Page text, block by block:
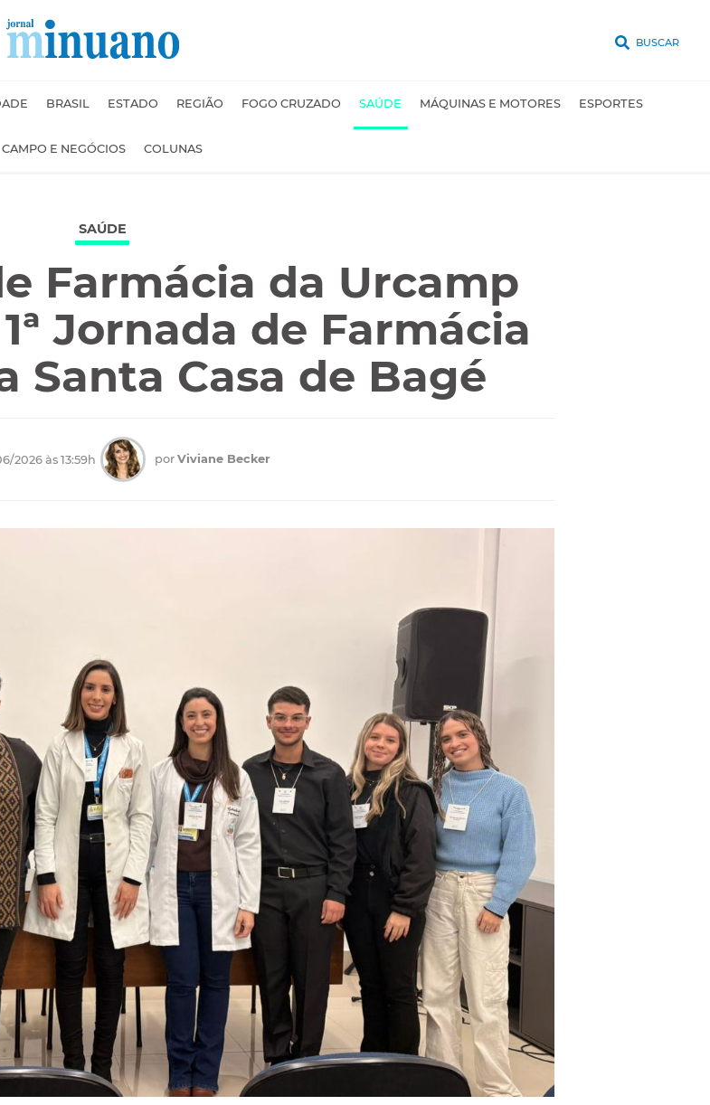
BUSCAR
BRASIL ESTADO REGIÃO FOGO CRUZADO SAÚDE MÁQUINAS E MOTORES ESPORTES
CAMPO E NEGÓCIOS COLUNAS
SAÚDE
Farmácia da Urcamp
Jornada de Farmácia
Santa Casa de Bagé
2026 às 13:59h por Viviane Becker